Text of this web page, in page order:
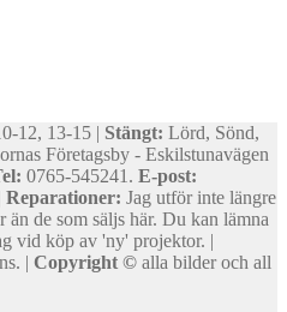
12, 13-15 | Stängt: Lörd, Sönd,
Företagsby - Eskilstunavägen
0765-545241. E-post:
Reparationer: Jag utför inte längre
de som säljs här. Du kan lämna
vid köp av 'ny' projektor. |
| Copyright © alla bilder och all